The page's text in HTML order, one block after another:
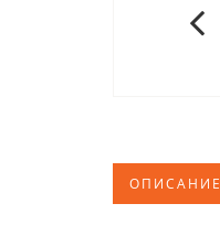
ОПИСАНИЕ